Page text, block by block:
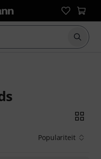
Zoek
Populariteit